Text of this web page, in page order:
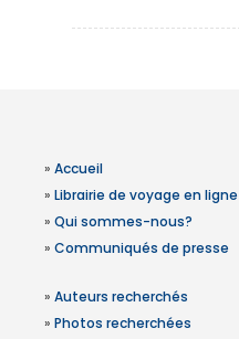
» Accueil
» Librairie de voyage en ligne
» Qui sommes-nous?
» Communiqués de presse
» Auteurs recherchés
» Photos recherchées